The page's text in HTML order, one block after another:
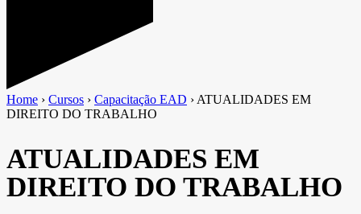
Home › Cursos › Capacitação EAD › ATUALIDADES EM
DIREITO DO TRABALHO
ATUALIDADES EM
DIREITO DO TRABALHO